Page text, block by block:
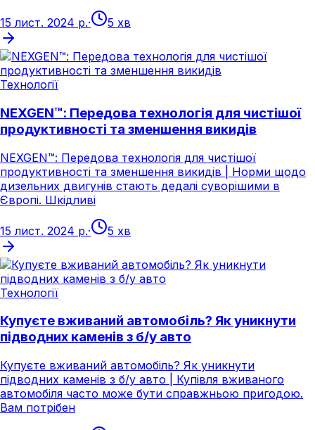
15 лист. 2024 р.· 5 хв
Технології
NEXGEN™: Передова технологія для чистішої
продуктивності та зменшення викидів
NEXGEN™: Передова технологія для чистішої
продуктивності та зменшення викидів | Норми щодо
дизельних двигунів стають дедалі суворішими в
Європі. Шкідливі
15 лист. 2024 р.· 5 хв
Технології
Купуєте вживаний автомобіль? Як уникнути
підводних каменів з б/у авто
Купуєте вживаний автомобіль? Як уникнути
підводних каменів з б/у авто | Купівля вживаного
автомобіля часто може бути справжньою пригодою.
Вам потрібен